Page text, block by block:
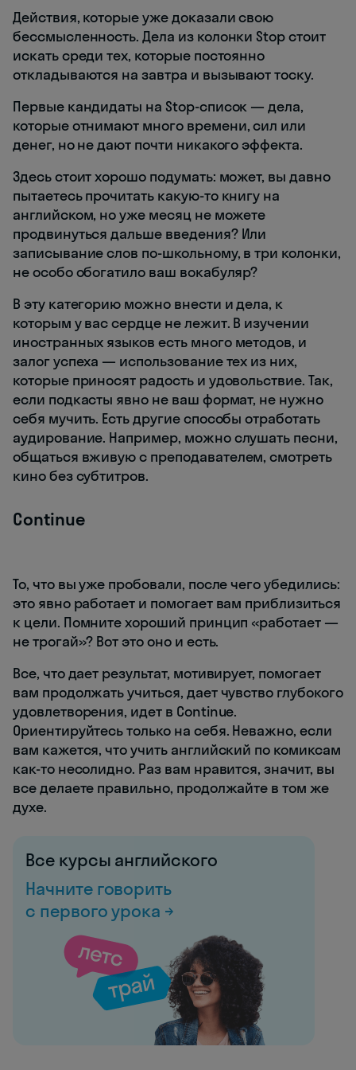
Действия, которые уже доказали свою
бессмысленность. Дела из колонки Stop стоит
искать среди тех, которые постоянно
откладываются на завтра и вызывают тоску.
Первые кандидаты на Stop-список ― дела,
которые отнимают много времени, сил или
денег, но не дают почти никакого эффекта.
Здесь стоит хорошо подумать: может, вы давно
пытаетесь прочитать какую-то книгу на
английском, но уже месяц не можете
продвинуться дальше введения? Или
записывание слов по-школьному, в три колонки,
не особо обогатило ваш вокабуляр?
В эту категорию можно внести и дела, к
которым у вас сердце не лежит. В изучении
иностранных языков есть много методов, и
залог успеха ― использование тех из них,
которые приносят радость и удовольствие. Так,
если подкасты явно не ваш формат, не нужно
себя мучить. Есть другие способы отработать
аудирование. Например, можно слушать песни,
общаться вживую с преподавателем, смотреть
кино без субтитров.
Continue
То, что вы уже пробовали, после чего убедились:
это явно работает и помогает вам приблизиться
к цели. Помните хороший принцип «работает ―
не трогай»? Вот это оно и есть.
Все, что дает результат, мотивирует, помогает
вам продолжать учиться, дает чувство глубокого
удовлетворения, идет в Continue.
Ориентируйтесь только на себя. Неважно, если
вам кажется, что учить английский по комиксам
как-то несолидно. Раз вам нравится, значит, вы
все делаете правильно, продолжайте в том же
духе.
Все курсы английского
Начните говорить
с первого урока →